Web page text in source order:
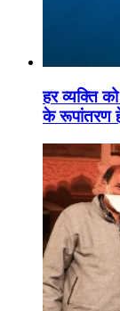
हर व्यक्ति
के रूपांतरण